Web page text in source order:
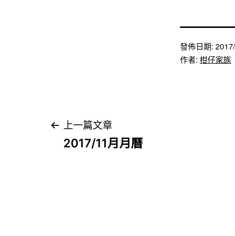
發佈日期:
作者: 柑仔家族
文上一篇文章
2017/11月月曆